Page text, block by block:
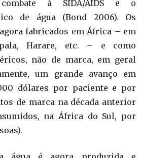
à SIDA/AIDS e o
de água (Bond 2006). Os
fabricados em África – em
Harare, etc. – e como
não de marca, em geral
um grande avanço em
dólares por paciente e por
de marca na década anterior
na África do Sul, por